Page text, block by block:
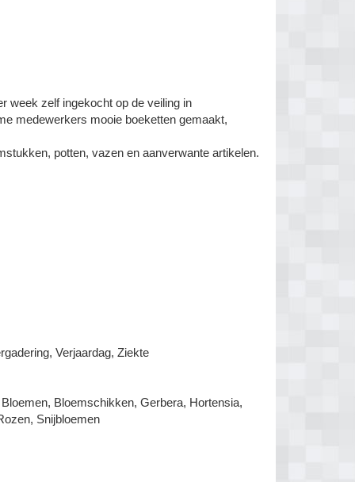
week zelf ingekocht op de veiling in
medewerkers mooie boeketten gemaakt,
potten, vazen en aanverwante artikelen.
Verjaardag, Ziekte
Bloemschikken, Gerbera, Hortensia,
Snijbloemen